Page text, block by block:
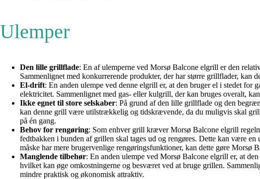
Ulemper
Den lille grillflade: En af ulemperne ved Morsø Balcone elgrill er den
Sammenlignet med konkurrerende produkter, der har større grillflader,
El-drift: En anden ulempe ved denne elgrill er, at den bruger el i stedet
elektricitet. Sammenlignet med gas- eller kulgrill, der kan bruges overalt,
Ikke egnet til store selskaber: På grund af den lille grillflade og den
kan denne grill være utilstrækkelig og tidskrævende, da du muligvis skal
på én gang.
Behov for rengøring: Som enhver grill kræver Morsø Balcone elgrill
fedtbakken i bunden af grillen skal tages ud og rengøres. Dette kan være
måske har mere brugervenlige rengøringsfunktioner, kan dette gøre Morsø
Manglende tilbehør: En anden ulempe ved Morsø Balcone elgrill er, at
hvilket kan øge omkostningerne og besværet ved at bruge grillen.
mindre praktisk og økonomisk attraktiv.